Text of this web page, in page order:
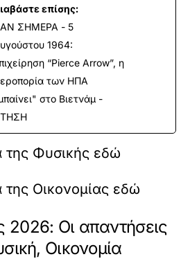
επίσης:
ΣΗΜΕΡΑ - 5
1964:
“Pierce Arrow”, η
των ΗΠΑ
στο Βιετνάμ -
της Φυσικής εδώ
της Οικονομίας εδώ
2026: Οι απαντήσεις
Οικονομία